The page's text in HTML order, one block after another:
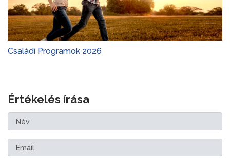
Családi Programok 2026
Értékelés írása